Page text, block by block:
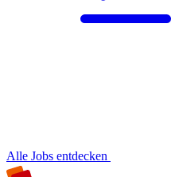
Alle Jobs entdecken